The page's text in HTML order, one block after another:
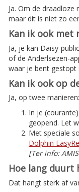
Ja. Om de
maar dit is niet zo
Kan ik ook met
Ja, je kan Daisy-
of de Anderlsezen-
waar je bent gestopt
Kan ik ook op
Ja, op twee manieren:
In je
geopend. Let
Met speciale
Dolphin
[Ter info:
Hoe lang duurt
Dat hangt sterk af